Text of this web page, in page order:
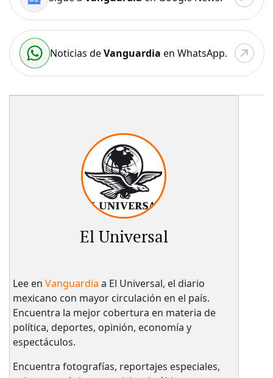
Noticias deVanguardia en WhatsApp.
El Universal
Lee en Vanguardia a El Universal, el diario
mexicano con mayor circulación en el país.​
Encuentra la mejor cobertura en materia de
política, deportes, opinión, economía y
espectáculos.
Encuentra fotografías, reportajes especiales,